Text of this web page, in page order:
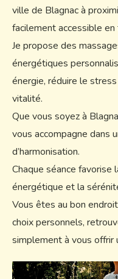
ville de Blagnac à
facilement accessible
​Je propose des
énergétiques
énergie, réduire le
vitalité.
Que vous soyez à
vous accompagne dans
d’harmonisation.
Chaque séance
énergétique et la
Vous êtes au bon
choix personnels,
simplement à vous